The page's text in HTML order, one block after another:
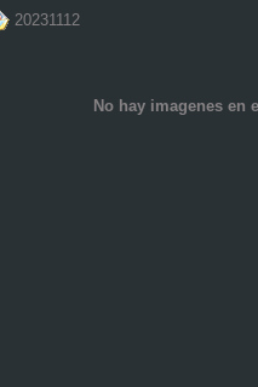
20231112
No hay imagenes en